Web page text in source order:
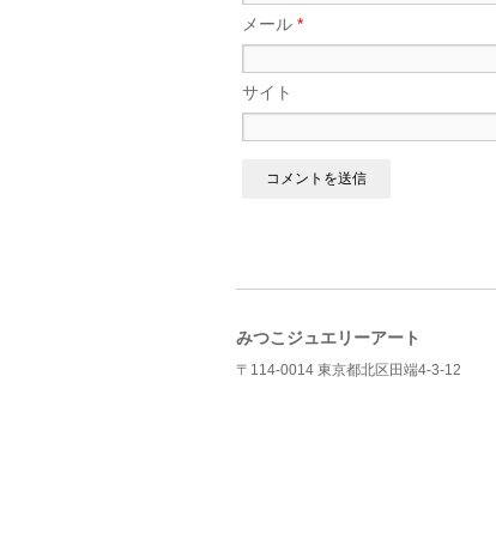
メール *
サイト
みつこジュエリーアート
〒114-0014 東京都北区田端4-3-12